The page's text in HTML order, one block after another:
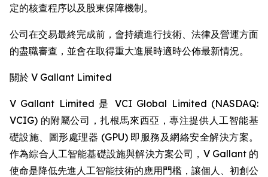
定的核查程序以及股東保障機制。
公司在交易最終完成前，會持續進行技術、法律及營運方面
的盡職審查，並會在取得重大進展時適時公佈最新情況。
關於 V Gallant Limited
V Gallant Limited 是 VCI Global Limited (NASDAQ:
VCIG) 的附屬公司，扎根馬來西亞，專注提供人工智能基
礎設施、圖形處理器 (GPU) 即服務及網絡安全解決方案。
作為綜合人工智能基礎設施與解決方案公司，V Gallant 的
使命是降低先進人工智能技術的應用門檻，讓個人、初創公